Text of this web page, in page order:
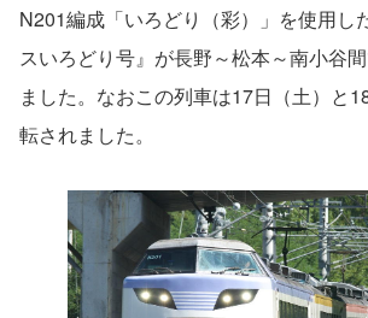
N201編成「いろどり（彩）」を使用し
スいろどり号』が長野～松本～南小谷
ました。なおこの列車は17日（土）と
転されました。